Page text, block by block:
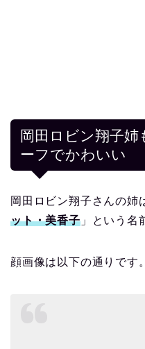
岡田ロビン翔子姉
ーフでかわいい
岡田ロビン翔子さんの姉
ット・美香子」という名
顔画像は以下の通りです。